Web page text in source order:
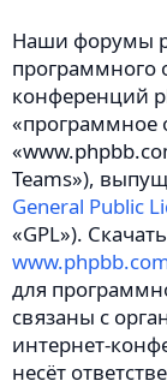
Наши форумы
программного
конференций
«программное
Teams»),
General Public
«GPL»).
для
связаны с
интернет-
несёт